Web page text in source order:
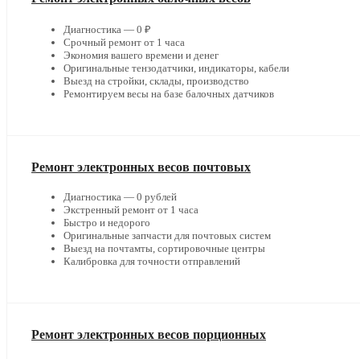
Диагностика — 0 ₽
Срочный ремонт от 1 часа
Экономия вашего времени и денег
Оригинальные тензодатчики, индикаторы, кабели
Выезд на стройки, склады, производство
Ремонтируем весы на базе балочных датчиков
Ремонт электронных весов почтовых
Диагностика — 0 рублей
Экстренный ремонт от 1 часа
Быстро и недорого
Оригинальные запчасти для почтовых систем
Выезд на почтамты, сортировочные центры
Калибровка для точности отправлений
Ремонт электронных весов порционных